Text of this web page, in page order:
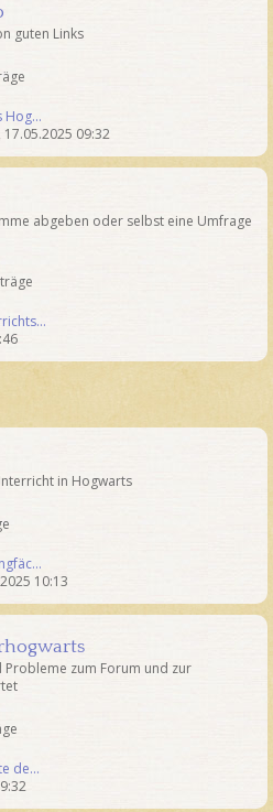
guten Links
Hog…
17.05.2025 09:32
abgeben oder selbst eine Umfrage
in Hogwarts
10:13
Probleme zum Forum und zur
de…